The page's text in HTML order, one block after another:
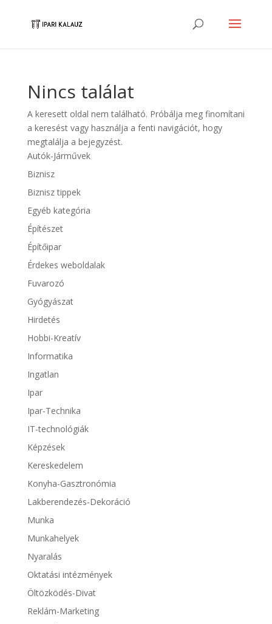
Nincs találat
A keresett oldal nem található. Próbálja meg finomítani
a keresést vagy használja a fenti navigációt, hogy
megtalálja a bejegyzést.
Autók-Járművek
Biznisz
Biznisz tippek
Egyéb kategória
Építészet
Építőipar
Érdekes weboldalak
Fuvarozó
Gyógyászat
Hirdetés
Hobbi-Kreatív
Informatika
Ingatlan
Ipar
Ipar-Technika
IT-technológiák
Képzések
Kereskedelem
Konyha-Gasztronómia
Lakberendezés-Dekoráció
Munka
Munkahelyek
Nyaralás
Oktatási intézmények
Öltözködés-Divat
Reklám-Marketing